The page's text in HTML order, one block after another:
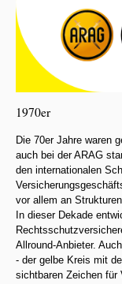
1970er
Die 70er Jahre waren
auch bei der ARAG
den internationalen
vor allem an
In dieser Dekade
Allround-Anbieter.
- der gelbe Kreis mit
sichtbaren Zeichen für